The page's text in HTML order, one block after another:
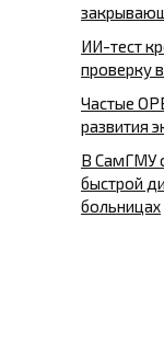
ИИ-тест
проверку
Частые
развития
В СамГМУ
быстрой
больницах